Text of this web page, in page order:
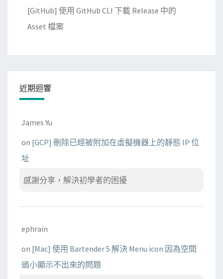
[GitHub] 使用 GitHub CLI 下載 Release 中的
Asset 檔案
近期迴響
James Yu
on [GCP] 刪除已經被附加在虛擬機器上的靜態 IP 位
址
感謝分享，解決初學者的困擾
ephrain
on [Mac] 使用 Bartender 5 解決 Menu icon 因為空間
過小顯示不出來的問題